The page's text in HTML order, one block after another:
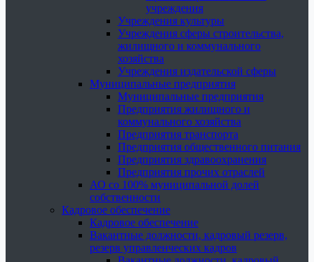
учреждения
Учреждения культуры
Учреждения сферы строительства,
жилищного и коммунального
хозяйства
Учреждения издательской сферы
Муниципальные предприятия
Муниципальные предприятия
Предприятия жилищного и
коммунального хозяйства
Предприятия транспорта
Предприятия общественного питания
Предприятия здравоохранения
Предприятия прочих отраслей
АО со 100% муниципальной долей
собственности
Кадровое обеспечение
Кадровое обеспечение
Вакантные должности, кадровый резерв,
резерв управленческих кадров